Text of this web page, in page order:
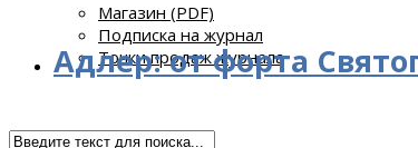
Магазин (PDF)
Подписка на журнал
Точки продаж журнала
Адлер: от форта